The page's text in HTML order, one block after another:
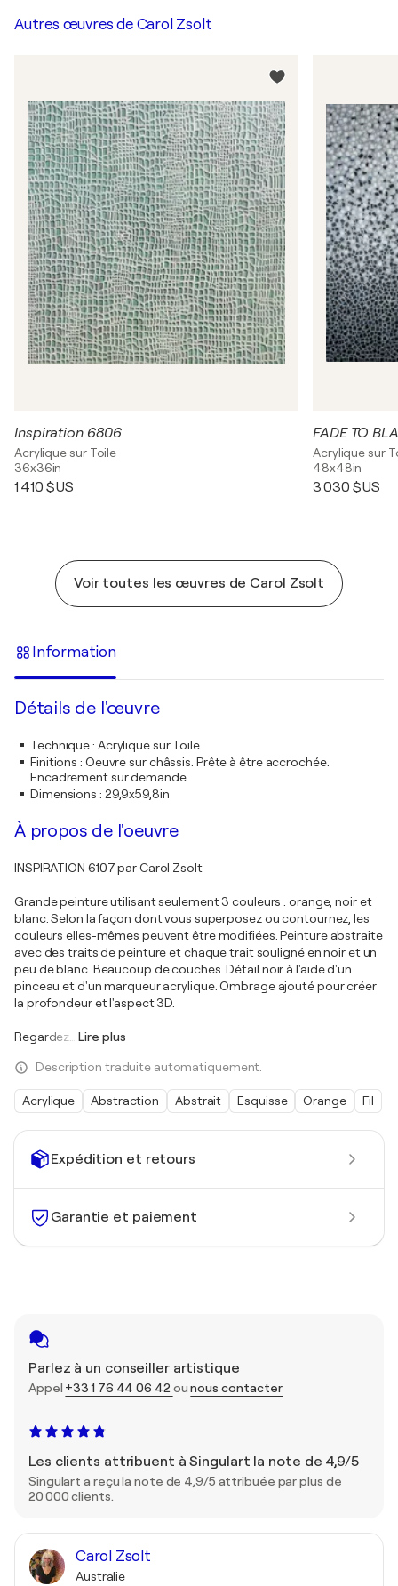
Expédition et retours
Garantie et paiement
Parlez à un conseiller artistique
Appel +33 1 76 44 06 42 ounous contacter
Les clients attribuent à Singulart la note de 4,9/5
Singulart a reçu la note de 4,9/5 attribuée par plus de
20 000 clients.
Carol Zsolt
Australie
Autres œuvres de Carol Zsolt
Inspiration 6806
Acrylique sur Toile
36x36in
1 410 $US
FADE TO
Acrylique sur
48x48in
3 030 $US
Voir toutes les œuvres de Carol Zsolt
Information
Détails de l'œuvre
Technique: Acrylique sur Toile
Finitions : Oeuvre sur châssis. Prête à être accrochée.
Encadrement sur demande.
Dimensions : 29,9x59,8in
À propos de l'oeuvre
INSPIRATION 6107 par Carol Zsolt
Grande peinture utilisant seulement 3 couleurs : orange, noir et
blanc. Selon la façon dont vous superposez ou contournez, les
couleurs elles-mêmes peuvent être modifiées. Peinture abstraite
avec des traits de peinture et chaque trait souligné en noir et un
peu de blanc. Beaucoup de couches. Détail noir à l'aide d'un
pinceau et d'un marqueur acrylique. Ombrage ajouté pour créer
la profondeur et l'aspect 3D.
Regardez Lire plus
Description traduite automatiquement.
Acrylique Abstraction Abstrait Esquisse Orange Fil